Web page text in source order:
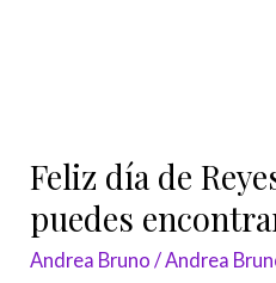
Feliz día de
puedes
Andrea Bruno / Andrea
de
tú
también